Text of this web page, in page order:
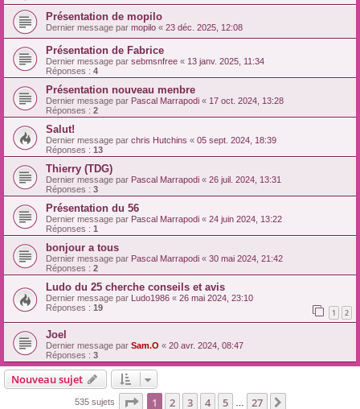
Présentation de mopilo
Dernier message par mopilo « 23 déc. 2025, 12:08
Présentation de Fabrice
Dernier message par sebmsnfree « 13 janv. 2025, 11:34
Réponses : 4
Présentation nouveau menbre
Dernier message par Pascal Marrapodi « 17 oct. 2024, 13:28
Réponses : 2
Salut!
Dernier message par chris Hutchins « 05 sept. 2024, 18:39
Réponses : 13
Thierry (TDG)
Dernier message par Pascal Marrapodi « 26 juil. 2024, 13:31
Réponses : 3
Présentation du 56
Dernier message par Pascal Marrapodi « 24 juin 2024, 13:22
Réponses : 1
bonjour a tous
Dernier message par Pascal Marrapodi « 30 mai 2024, 21:42
Réponses : 2
Ludo du 25 cherche conseils et avis
Dernier message par Ludo1986 « 26 mai 2024, 23:10
Réponses : 19 1 2
Joel
Dernier message par Sam.O « 20 avr. 2024, 08:47
Réponses : 3
Nouveau sujet
535 sujets Page 1sur27
1 2 3 4 5 27